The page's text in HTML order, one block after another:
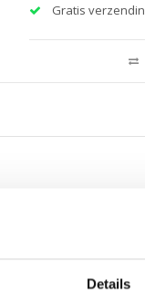
Details
Gratis